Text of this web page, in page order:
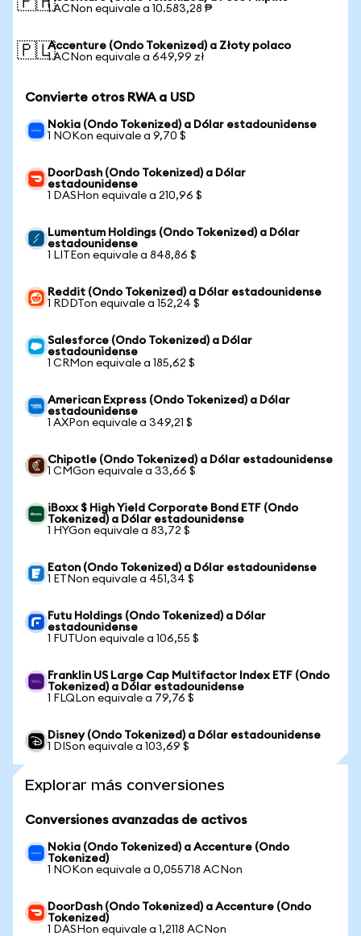
1 ACNon equivale a 10.583,28 ₱
🇵🇱Accenture (Ondo Tokenized) a Złoty polaco
1 ACNon equivale a 649,99 zł
Convierte otros RWA a USD
Nokia (Ondo Tokenized) a Dólar estadounidense
1 NOKon equivale a 9,70 $
DoorDash (Ondo Tokenized) a Dólar
estadounidense
1 DASHon equivale a 210,96 $
Lumentum Holdings (Ondo Tokenized) a Dólar
estadounidense
1 LITEon equivale a 848,86 $
Reddit (Ondo Tokenized) a Dólar estadounidense
1 RDDTon equivale a 152,24 $
Salesforce (Ondo Tokenized) a Dólar
estadounidense
1 CRMon equivale a 185,62 $
American Express (Ondo Tokenized) a Dólar
estadounidense
1 AXPon equivale a 349,21 $
Chipotle (Ondo Tokenized) a Dólar estadounidense
1 CMGon equivale a 33,66 $
iBoxx $ High Yield Corporate Bond ETF (Ondo
Tokenized) a Dólar estadounidense
1 HYGon equivale a 83,72 $
Eaton (Ondo Tokenized) a Dólar estadounidense
1 ETNon equivale a 451,34 $
Futu Holdings (Ondo Tokenized) a Dólar
estadounidense
1 FUTUon equivale a 106,55 $
Franklin US Large Cap Multifactor Index ETF (Ondo
Tokenized) a Dólar estadounidense
1 FLQLon equivale a 79,76 $
Disney (Ondo Tokenized) a Dólar estadounidense
1 DISon equivale a 103,69 $
Explorar más conversiones
Conversiones avanzadas de activos
Nokia (Ondo Tokenized) a Accenture (Ondo
Tokenized)
1 NOKon equivale a 0,055718 ACNon
DoorDash (Ondo Tokenized) a Accenture (Ondo
Tokenized)
1 DASHon equivale a 1,2118 ACNon